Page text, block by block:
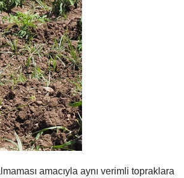
amacıyla aynı verimli topraklara